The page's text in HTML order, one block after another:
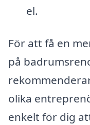
el.
För att få en
på
olika
enkelt för dig